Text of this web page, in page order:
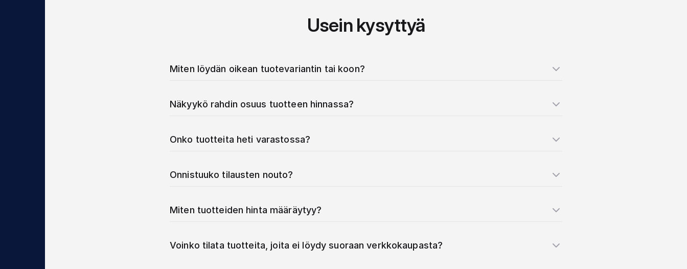
Usein kysyttyä
Miten löydän oikean tuotevariantin tai koon?
Näkyykö rahdin osuus tuotteen hinnassa?
Onko tuotteita heti varastossa?
Onnistuuko tilausten nouto?
Miten tuotteiden hinta määräytyy?
Voinko tilata tuotteita, joita ei löydy suoraan verkkokaupasta?